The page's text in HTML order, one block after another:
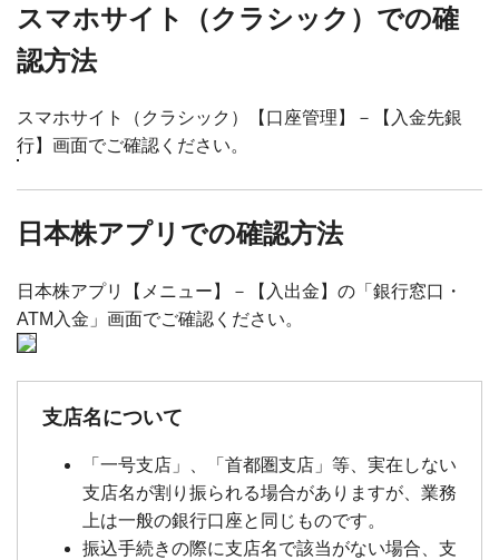
スマホサイト（クラシック）での確
認方法
スマホサイト（クラシック）【口座管理】－【入金先銀
行】画面でご確認ください。
日本株アプリでの確認方法
日本株アプリ【メニュー】－【入出金】の「銀行窓口・
ATM入金」画面でご確認ください。
支店名について
「一号支店」、「首都圏支店」等、実在しない
支店名が割り振られる場合がありますが、業務
上は一般の銀行口座と同じものです。
振込手続きの際に支店名で該当がない場合、支